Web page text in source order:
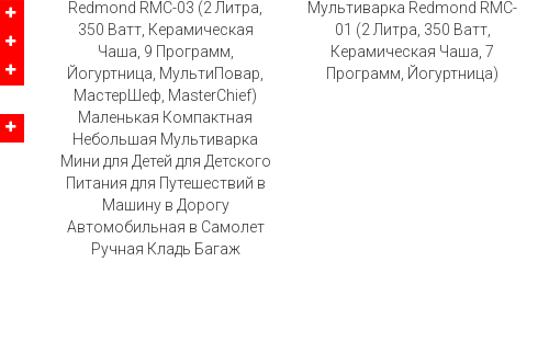
Redmond RMC-03 (2 Литра,
350 Ватт, Керамическая
Чаша, 9 Программ,
Йогуртница, МультиПовар,
МастерШеф, MasterChief)
Маленькая Компактная
Небольшая Мультиварка
Мини для Детей для Детского
Питания для Путешествий в
Машину в Дорогу
Автомобильная в Самолет
Ручная Кладь Багаж
Мультиварка Redmond RMC-
01 (2 Литра, 350 Ватт,
Керамическая Чаша, 7
Программ, Йогуртница)